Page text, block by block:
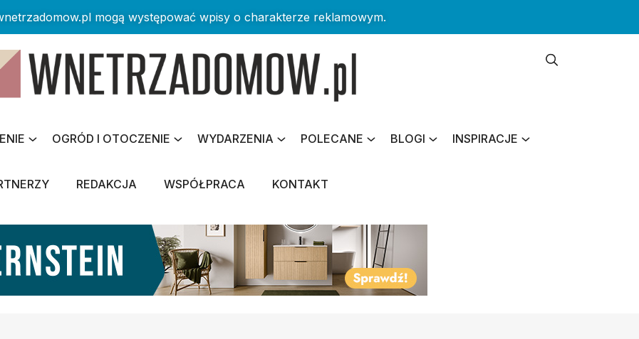
mogą występować wpisy o charakterze reklamowym.
OGRÓD I OTOCZENIE WYDARZENIA POLECANE BLOGI INSPIRACJE
REDAKCJA WSPÓŁPRACA KONTAKT